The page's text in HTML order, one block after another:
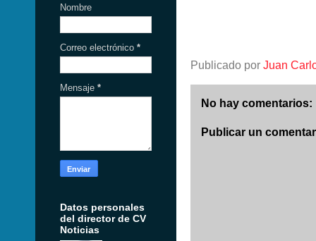
Publicado por Juan
No hay comentarios:
Publicar un
Nombre
Correo electrónico *
Mensaje *
Datos personales
del director de CV
Noticias